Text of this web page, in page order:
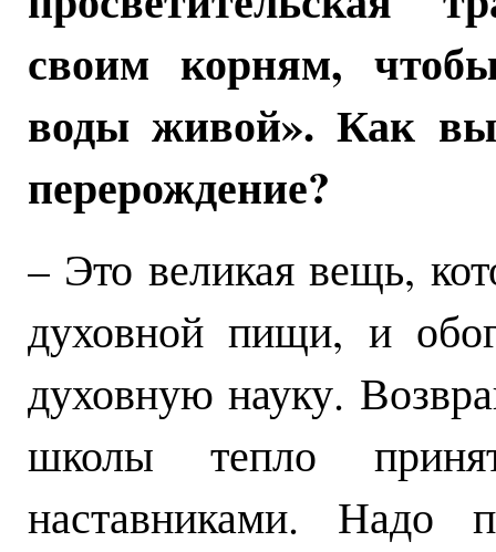
своим корням,
воды живой». Как вы
перерождение?
– Это великая вещь,
духовной пищи, и
духовную науку.
школы тепло
наставниками. Надо